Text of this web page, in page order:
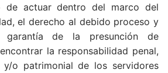
de actuar dentro del marco del
el derecho al debido proceso y
de la presunción de
la responsabilidad penal,
y/o patrimonial de los servidores